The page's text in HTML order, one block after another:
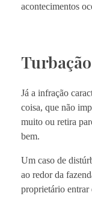
acontecimentos
Turbação
Já a infração
coisa, que não
muito ou retira
bem.
Um caso de
ao redor da
proprietário entrar